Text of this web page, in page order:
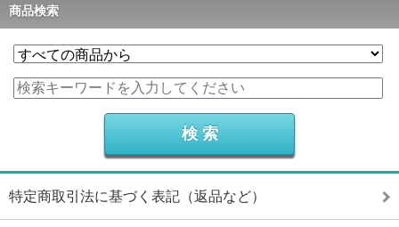
商品検索
特定商取引法に基づく表記（返品など）